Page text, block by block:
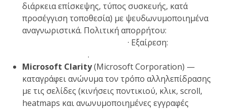
διάρκεια επίσκεψης, τύπος συσκευής, κατά
προσέγγιση τοποθεσία) με ψευδωνυμοποιημένα
αναγνωριστικά. Πολιτική απορρήτου:
· Εξαίρεση:
.
Microsoft Clarity(Microsoft Corporation) —
καταγράφει ανώνυμα τον τρόπο αλληλεπίδρασης
με τις σελίδες (κινήσεις ποντικιού, κλικ, scroll,
heatmaps και ανωνυμοποιημένες εγγραφές